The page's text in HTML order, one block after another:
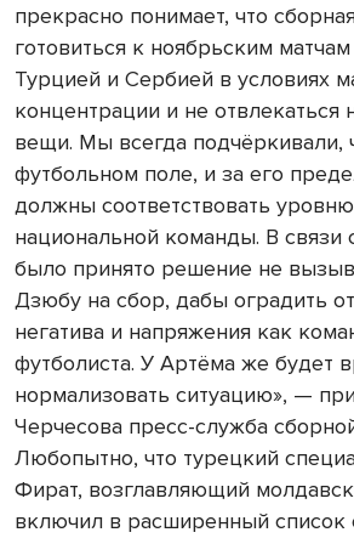
прекрасно понимает, что
готовиться к ноябрьским
Турцией и Сербией в условиях
концентрации и не отвлекаться
вещи. Мы всегда подчёркивали,
футбольном поле, и за его
должны соответствовать
национальной команды. В связи
было принято решение не
Дзюбу на сбор, дабы оградить
негатива и напряжения как
футболиста. У Артёма же будет
нормализовать ситуацию», —
Черчесова пресс-служба
Любопытно, что турецкий
Фират, возглавляющий
включил в расширенный список